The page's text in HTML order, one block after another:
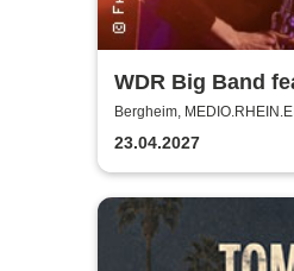
WDR Big Band
Gadd - Master of
Bergheim,
23.04.2027